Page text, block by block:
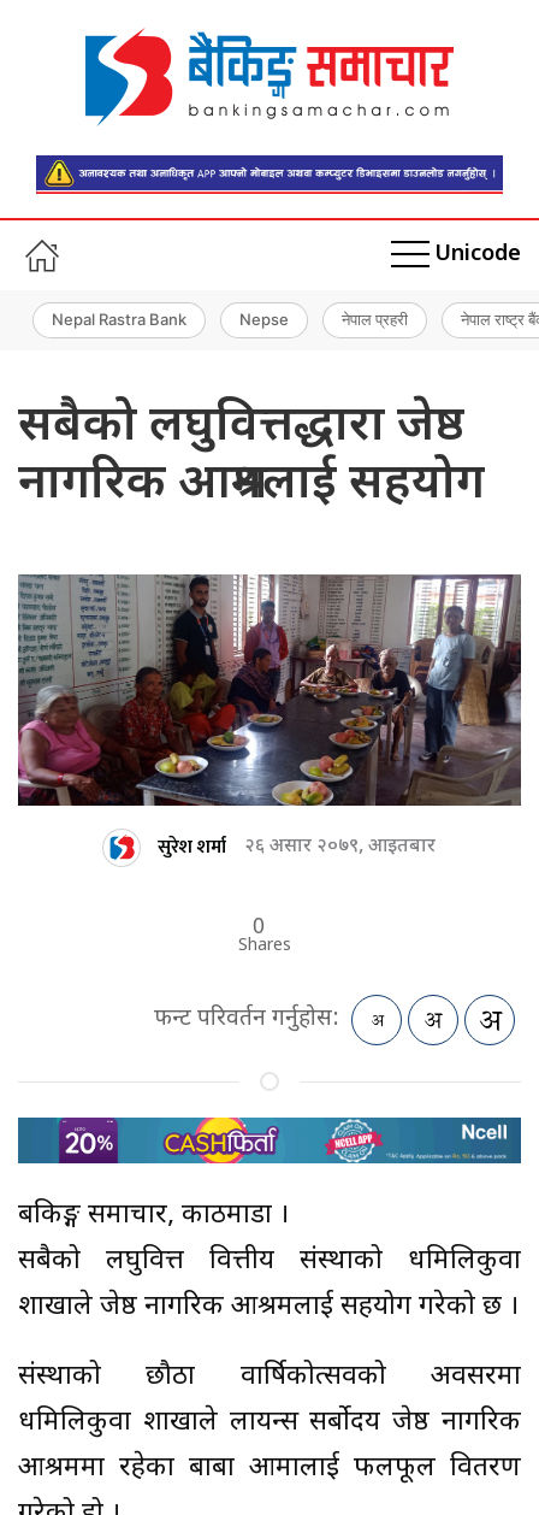
Unicode
Nepal Rastra Bank Nepse नेपाल प्रहरी नेपाल राष्ट्र
सबैको लघुवित्तद्धारा जेष्ठ
नागरिक आश्रमलाई सहयोग
सुरेश शर्मा २६ असार २०७९, आइतबार
0
Shares
फन्ट परिवर्तन गर्नुहोस:
बैंकिङ्ग समाचार, काठमाडौं ।
सबैको लघुवित्त वित्तीय संस्थाको धमिलिकुवा
शाखाले जेष्ठ नागरिक आश्रमलाई सहयोग गरेको छ ।
संस्थाको छौठौं वार्षिकोत्सवको अवसरमा
धमिलिकुवा शाखाले लायन्स सर्बाेदय जेष्ठ नागरिक
आश्रममा रहेका बाबा आमालाई फलफूल वितरण